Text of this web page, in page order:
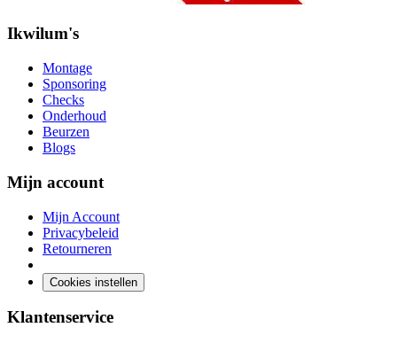
Ikwilum's
Montage
Sponsoring
Checks
Onderhoud
Beurzen
Blogs
Mijn account
Mijn Account
Privacybeleid
Retourneren
Cookies instellen
Klantenservice